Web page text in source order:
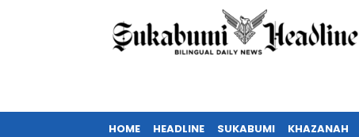
HOME HEADLINE SUKABUMI KHAZANAH